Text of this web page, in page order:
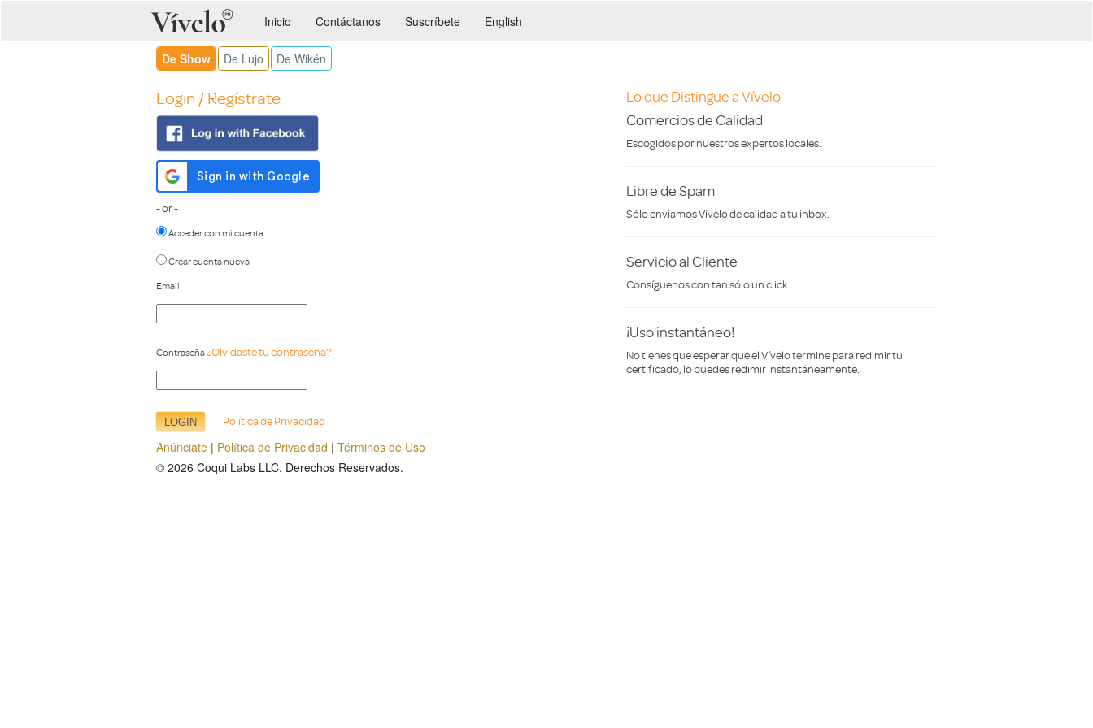
Inicio Contáctanos Suscríbete English
De Show De Lujo De Wikén
Login / Regístrate
- or -
Acceder con mi cuenta
Crear cuenta nueva
Email
Contraseña¿Olvidaste tu contraseña?
Política de Privacidad
Lo que Distingue a Vívelo
Comercios de Calidad
Escogidos por nuestros expertos locales.
Libre de Spam
Sólo enviamos Vívelo de calidad a tu inbox.
Servicio al Cliente
Consíguenos con tan sólo un click
¡Uso instantáneo!
No tienes que esperar que el Vívelo termine para redimir tu
certificado, lo puedes redimir instantáneamente.
Anúnciate | Política de Privacidad | Términos de Uso
© 2026 Coqui Labs LLC. Derechos Reservados.